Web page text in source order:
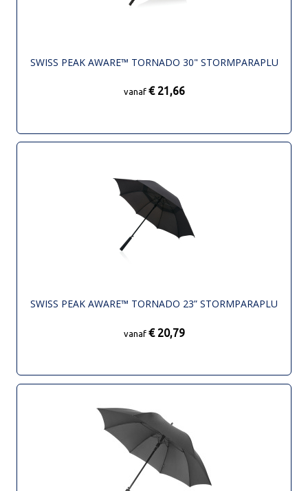
SWISS PEAK AWARE™ TORNADO 30" STORMPARAPLU
vanaf € 21,66
SWISS PEAK AWARE™ TORNADO 23” STORMPARAPLU
vanaf € 20,79